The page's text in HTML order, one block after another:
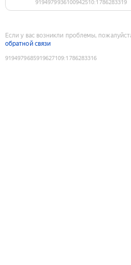
Если у вас возникли проблемы,
обратной связи
9194979685919627109:1786283316